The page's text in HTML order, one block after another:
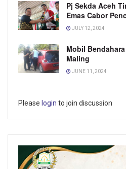
Pj Sekda Aceh
Emas Cabor
JULY 12, 2024
Mobil
Maling
JUNE 11, 2024
Please login to join discussion